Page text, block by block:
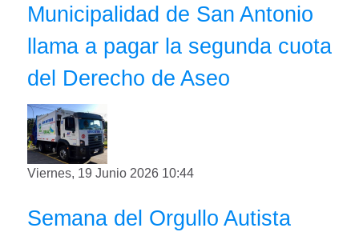
Municipalidad de San Antonio
llama a pagar la segunda cuota
del Derecho de Aseo
Viernes, 19 Junio 2026 10:44
Semana del Orgullo Autista